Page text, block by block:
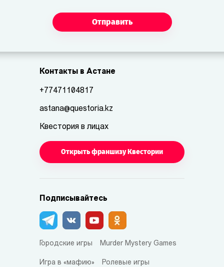
Отправить
Контакты в Астане
+77471104817
astana@questoria.kz
Квестория в лицах
Открыть франшизу Квестории
Подписывайтесь
Городские игры Murder Mystery Games
Игра в «мафию» Ролевые игры